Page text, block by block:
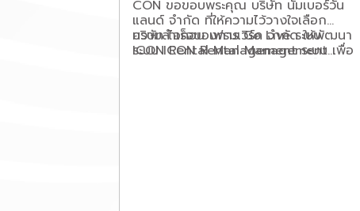
CON ขอขอบพระคุณ บริษัท นัมเบอร์วัน
แลนด์ จำกัด ที่ให้ความไว้วางใจเลือก
บริษัท ไอคอน เฟรมเวิร์ค จำกัด ให้พัฒนา
ระบบ ICON Rental Management เพื่อ
ความสำเร็จของการ Go Live ระบบ
ICON Rental Management ระบบ